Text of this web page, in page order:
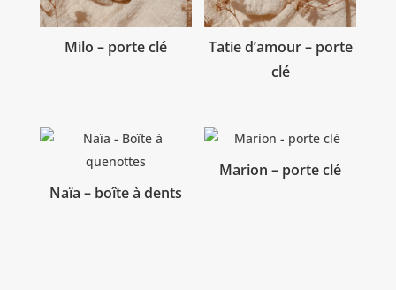
Milo – porte clé
Tatie d’amour – porte
clé
Naïa – boîte à dents
Marion – porte clé